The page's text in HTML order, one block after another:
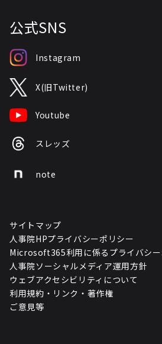
公式SNS
Instagram
X(旧Twitter)
Youtube
スレッズ
note
サイトマップ
人事院HPプライバシーポリシー
Microsoft365利用に係るプライバシ
人事院ソーシャルメディア運用方針
ウェブアクセシビリティについて
利用規約・リンク・著作権
ご意見等